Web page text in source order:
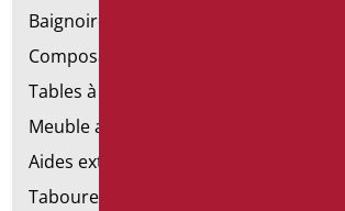
Baignoires avec porte
Composants de la main courante
Tables à langer
Meuble avec chaise pour salle de bains
Aides extractibles pour la salle de bains
Tabourets de douche